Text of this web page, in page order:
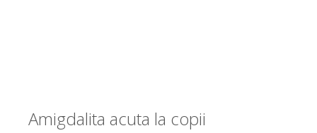
Amigdalita acuta la copii